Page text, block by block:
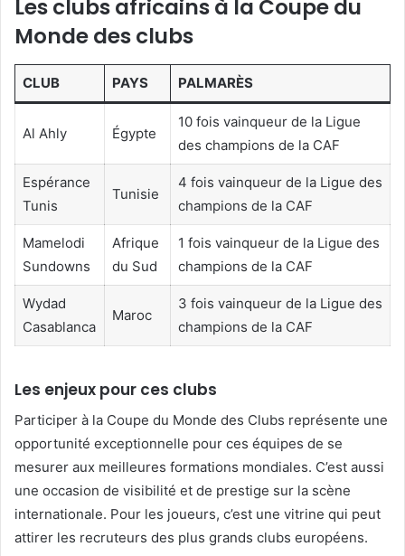
Les clubs africains à la Coupe du
Monde des clubs
CLUB PAYS PALMARÈS
Al Ahly Égypte
10 fois vainqueur de la Ligue
des champions de la CAF
Espérance
Tunis
Tunisie
4 fois vainqueur de la Ligue des
champions de la CAF
Mamelodi
Sundowns
Afrique
du Sud
1 fois vainqueur de la Ligue des
champions de la CAF
Wydad
Casablanca
Maroc
3 fois vainqueur de la Ligue des
champions de la CAF
Les enjeux pour ces clubs
Participer à la Coupe du Monde des Clubs représente une
opportunité exceptionnelle pour ces équipes de se
mesurer aux meilleures formations mondiales. C’est aussi
une occasion de visibilité et de prestige sur la scène
internationale. Pour les joueurs, c’est une vitrine qui peut
attirer les recruteurs des plus grands clubs européens.